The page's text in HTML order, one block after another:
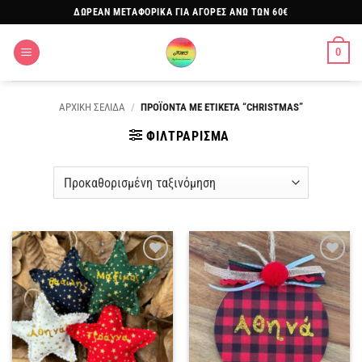
στο
περιεχόμενο
ΔΩΡΕΑΝ ΜΕΤΑΦΟΡΙΚΑ ΓΙΑ ΑΓΟΡΕΣ ΑΝΩ ΤΩΝ 60€
0
ΑΡΧΙΚΗ ΣΕΛΙΔΑ / ΠΡΟΪΟΝΤΑ ΜΕ ΕΤΙΚΕΤΑ “CHRISTMAS”
ΦΙΛΤΡΑΡΙΣΜΑ
Πρόσθήκη
στην
λίστα
επιθυμιών
Πρόσθήκη
στην
λίστα
επιθυμιών